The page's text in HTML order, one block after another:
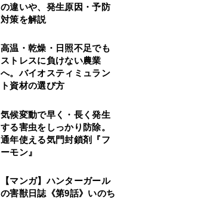
の違いや、発生原因・予防
対策を解説
高温・乾燥・日照不足でも
ストレスに負けない農業
へ。バイオスティミュラン
ト資材の選び方
気候変動で早く・長く発生
する害虫をしっかり防除。
通年使える気門封鎖剤『フ
ーモン』
【マンガ】ハンターガール
の害獣日誌《第9話》いのち